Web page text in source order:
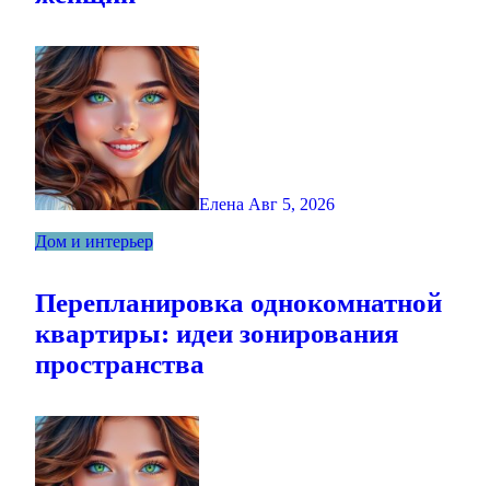
Елена Авг 5, 2026
Дом и интерьер
Перепланировка однокомнатной
квартиры: идеи зонирования
пространства